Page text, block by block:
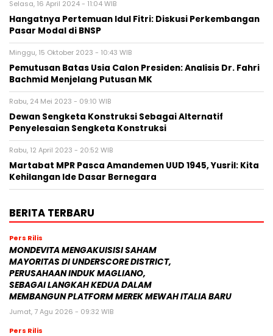
Selasa, 16 April 2024 - 11:04 WIB
Hangatnya Pertemuan Idul Fitri: Diskusi Perkembangan
Pasar Modal di BNSP
Minggu, 15 Oktober 2023 - 10:43 WIB
Pemutusan Batas Usia Calon Presiden: Analisis Dr. Fahri
Bachmid Menjelang Putusan MK
Rabu, 24 Mei 2023 - 09:10 WIB
Dewan Sengketa Konstruksi Sebagai Alternatif
Penyelesaian Sengketa Konstruksi
Rabu, 12 April 2023 - 20:52 WIB
Martabat MPR Pasca Amandemen UUD 1945, Yusril: Kita
Kehilangan Ide Dasar Bernegara
BERITA TERBARU
Pers Rilis
MONDEVITA MENGAKUISISI SAHAM
MAYORITAS DI UNDERSCORE DISTRICT,
PERUSAHAAN INDUK MAGLIANO,
SEBAGAI LANGKAH KEDUA DALAM
MEMBANGUN PLATFORM MEREK MEWAH ITALIA BARU
Jumat, 7 Agu 2026 - 09:32 WIB
Pers Rilis